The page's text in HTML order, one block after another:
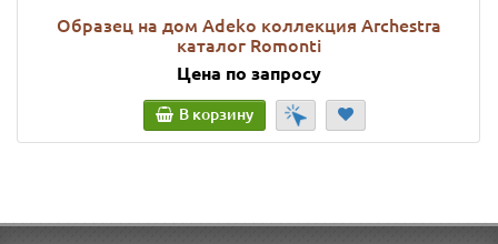
Образец на дом Adeko коллекция Archestra
каталог Romonti
Цена по запросу
В корзину